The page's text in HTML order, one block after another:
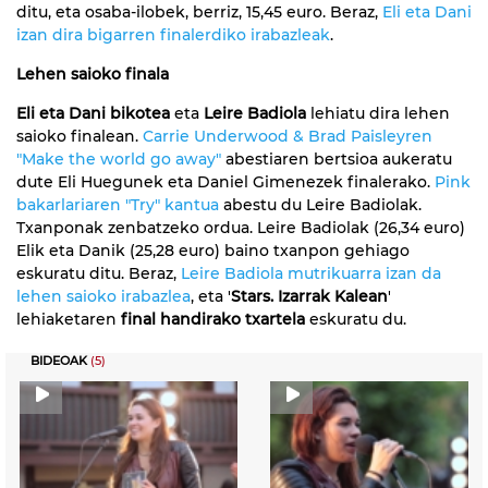
ditu, eta osaba-ilobek, berriz, 15,45 euro. Beraz, Eli eta Dani
izan dira bigarren finalerdiko irabazleak.
Lehen saioko finala
Eli eta Dani bikotea eta Leire Badiola lehiatu dira lehen
saioko finalean. Carrie Underwood & Brad Paisleyren
"Make the world go away" abestiaren bertsioa aukeratu
dute Eli Huegunek eta Daniel Gimenezek finalerako. Pink
bakarlariaren "Try" kantua abestu du Leire Badiolak.
Txanponak zenbatzeko ordua. Leire Badiolak (26,34 euro)
Elik eta Danik (25,28 euro) baino txanpon gehiago
eskuratu ditu. Beraz, Leire Badiola mutrikuarra izan da
lehen saioko irabazlea, eta 'Stars. Izarrak Kalean'
lehiaketaren final handirako txartela eskuratu du.
BIDEOAK (5)